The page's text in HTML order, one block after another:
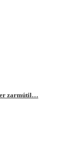
zarmútil…